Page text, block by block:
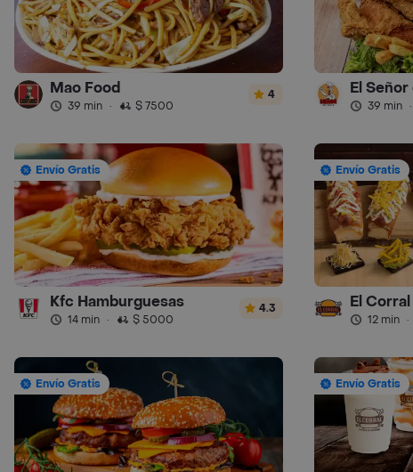
Mao Food
39 min · $ 7500
4 El
39 min ·
Envío Gratis
Kfc Hamburguesas
14 min · $ 5000
4.3
Envío Gratis
El
12 min ·
Envío Gratis Envío Gratis